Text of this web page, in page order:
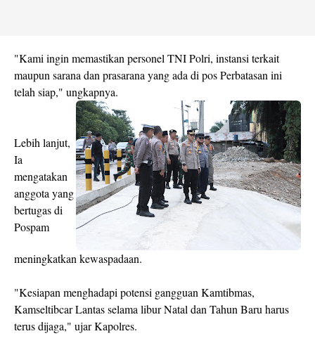
"Kami ingin memastikan personel TNI Polri, instansi terkait
maupun sarana dan prasarana yang ada di pos Perbatasan ini
telah siap," ungkapnya.
Lebih lanjut,
Ia
mengatakan
anggota yang
bertugas di
Pospam
meningkatkan kewaspadaan.
"Kesiapan menghadapi potensi gangguan Kamtibmas,
Kamseltibcar Lantas selama libur Natal dan Tahun Baru harus
terus dijaga," ujar Kapolres.